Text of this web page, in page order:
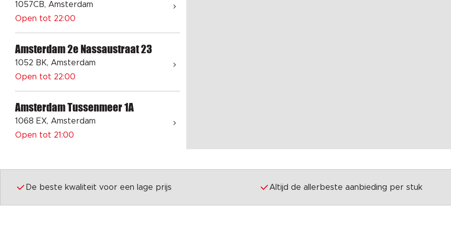
1057CB, Amsterdam
Open tot 22:00
Amsterdam 2e Nassaustraat 23
1052 BK, Amsterdam
Open tot 22:00
Amsterdam Tussenmeer 1A
1068 EX, Amsterdam
Open tot 21:00
De beste kwaliteit voor een lage prijs Altijd de allerbeste aanbieding per stuk